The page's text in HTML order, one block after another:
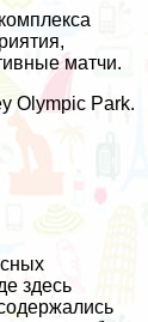
матчи.
Olympic Park.
здесь